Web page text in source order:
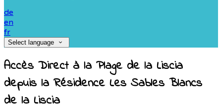
de
en
fr
Select language
Accès Direct à la Plage de la Liscia
depuis la Résidence Les Sables Blancs
de la Liscia